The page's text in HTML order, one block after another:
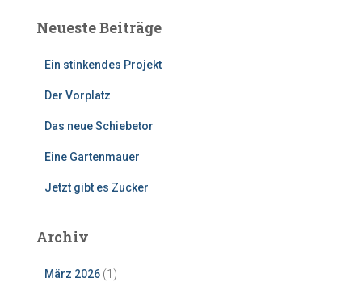
Neueste Beiträge
Ein stinkendes Projekt
Der Vorplatz
Das neue Schiebetor
Eine Gartenmauer
Jetzt gibt es Zucker
Archiv
März 2026 (1)